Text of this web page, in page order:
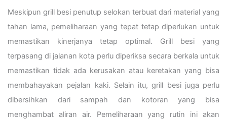
Meskipun grill besi penutup selokan terbuat dari material yang
tahan lama, pemeliharaan yang tepat tetap diperlukan untuk
memastikan kinerjanya tetap optimal. Grill besi yang
terpasang di jalanan kota perlu diperiksa secara berkala untuk
memastikan tidak ada kerusakan atau keretakan yang bisa
membahayakan pejalan kaki. Selain itu, grill besi juga perlu
dibersihkan dari sampah dan kotoran yang bisa
menghambat aliran air. Pemeliharaan yang rutin ini akan